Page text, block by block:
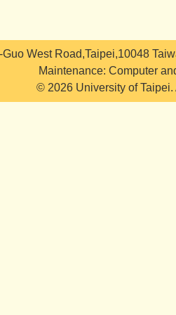
West Road,Taipei,10048
Maintenance: Computer
© 2026 University of